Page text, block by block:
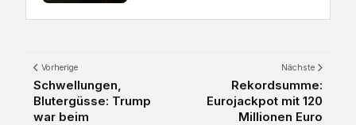
Vorherige
Schwellungen,
Blutergüsse: Trump
war beim
Nächste
Rekordsumme:
Eurojackpot mit 120
Millionen Euro